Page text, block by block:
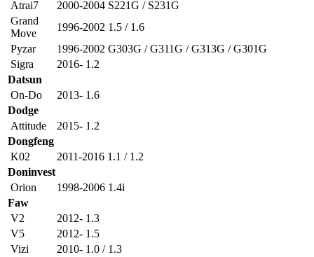
Atrai7
2000-2004 S221G / S231G
Grand
Move
1996-2002 1.5 / 1.6
Pyzar
1996-2002 G303G / G311G / G313G / G301G
Sigra
2016- 1.2
Datsun
On-Do
2013- 1.6
Dodge
Attitude
2015- 1.2
Dongfeng
K02
2011-2016 1.1 / 1.2
Doninvest
Orion
1998-2006 1.4i
Faw
V2
2012- 1.3
V5
2012- 1.5
Vizi
2010- 1.0 / 1.3